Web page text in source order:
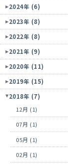
2024年 (6)
2023年 (8)
2022年 (8)
2021年 (9)
2020年 (11)
2019年 (15)
2018年 (7)
12月 (1)
07月 (1)
05月 (1)
02月 (1)